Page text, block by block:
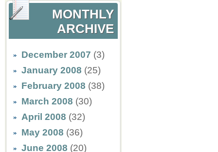
MONTHLY
ARCHIVE
December 2007 (3)
January 2008 (25)
February 2008 (38)
March 2008 (30)
April 2008 (32)
May 2008 (36)
June 2008 (20)